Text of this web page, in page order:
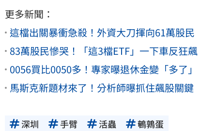
更多新聞：
這檔出關暴衝急殺！外資大刀揮向61萬股民
83萬股民慘哭！「這3檔ETF」一下車反狂飆
0056買比0050多！專家曝退休金變「多了」
馬斯克新題材來了！分析師曝抓住飆股關鍵
深圳 手臂 活蟲 鵪鶉蛋